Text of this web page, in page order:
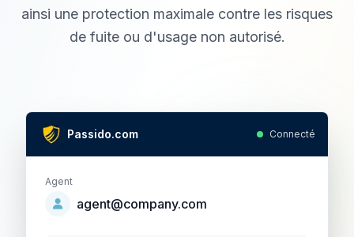
ainsi une protection maximale contre les risques
de fuite ou d'usage non autorisé.
Passido.com Connecté
Agent
agent@company.com